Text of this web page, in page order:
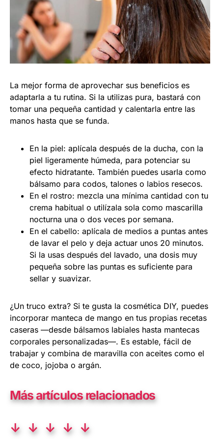
La mejor forma de aprovechar sus beneficios es
adaptarla a tu rutina. Si la utilizas pura, bastará con
tomar una pequeña cantidad y calentarla entre las
manos hasta que se funda.
En la piel: aplícala después de la ducha, con la
piel ligeramente húmeda, para potenciar su
efecto hidratante. También puedes usarla como
bálsamo para codos, talones o labios resecos.
En el rostro: mezcla una mínima cantidad con tu
crema habitual o utilízala sola como mascarilla
nocturna una o dos veces por semana.
En el cabello: aplícala de medios a puntas antes
de lavar el pelo y deja actuar unos 20 minutos.
Si la usas después del lavado, una dosis muy
pequeña sobre las puntas es suficiente para
sellar y suavizar.
¿Un truco extra? Si te gusta la cosmética DIY, puedes
incorporar manteca de mango en tus propias recetas
caseras —desde bálsamos labiales hasta mantecas
corporales personalizadas—. Es estable, fácil de
trabajar y combina de maravilla con aceites como el
de coco, jojoba o argán.
Más artículos relacionados
↓ ↓ ↓ ↓ ↓